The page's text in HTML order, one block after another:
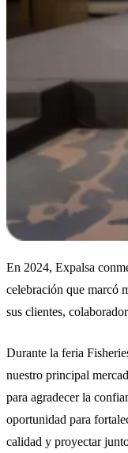
En 2024, Expalsa
celebración que marcó
sus clientes,
Durante la feria
nuestro principal
para agradecer la
oportunidad para
calidad y proyectar